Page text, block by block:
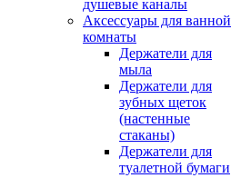
душевые каналы
Аксессуары для ванной
комнаты
Держатели для
мыла
Держатели для
зубных щеток
(настенные
стаканы)
Держатели для
туалетной бумаги